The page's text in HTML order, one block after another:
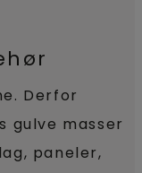
Derfor
gulve masser
paneler,